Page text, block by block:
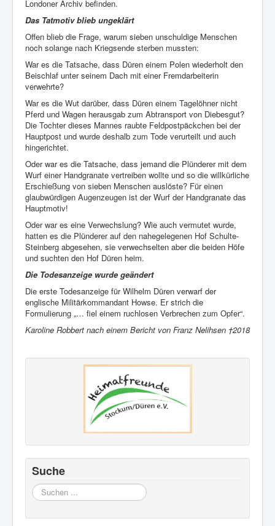
Londoner Archiv befinden.
Das Tatmotiv blieb ungeklärt
Offen blieb die Frage, warum sieben unschuldige Menschen
noch solange nach Kriegsende sterben mussten:
War es die Tatsache, dass Düren einem Polen wiederholt den
Beischlaf unter seinem Dach mit einer Fremdarbeiterin
verwehrte?
War es die Wut darüber, dass Düren einem Tagelöhner nicht
Pferd und Wagen herausgab zum Abtransport von Diebesgut?
Die Tochter dieses Mannes raubte Feldpostpäckchen bei der
Hauptpost und wurde deshalb zum Tode verurteilt und auch
hingerichtet.
Oder war es die Tatsache, dass jemand die Plünderer mit dem
Wurf einer Handgranate vertreiben wollte und so die willkürliche
Erschießung von sieben Menschen auslöste? Für einen
glaubwürdigen Augenzeugen ist der Wurf der Handgranate das
Hauptmotiv!
Oder war es eine Verwechslung? Wie auch vermutet wurde,
hatten es die Plünderer auf den nahegelegenen Hof Schulte-
Steinberg abgesehen, sie verwechselten aber die beiden Höfe
und suchten den Hof Düren heim.
Die Todesanzeige wurde geändert
Die erste Todesanzeige für Wilhelm Düren verwarf der
englische Militärkommandant Howse. Er strich die
Formulierung „… fiel einem ruchlosen Verbrechen zum Opfer“.
Karoline Robbert nach einem Bericht von Franz Nelihsen †2018
Suche
Suchen
...